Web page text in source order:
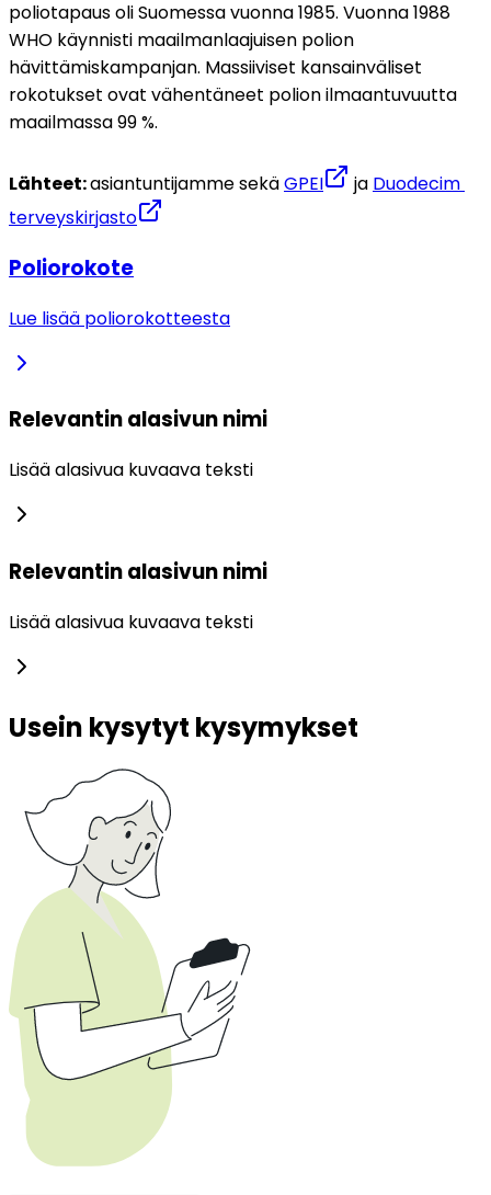
poliotapaus oli Suomessa vuonna 1985. Vuonna 1988
WHO käynnisti maailmanlaajuisen polion
hävittämiskampanjan. Massiiviset kansainväliset
rokotukset ovat vähentäneet polion ilmaantuvuutta
maailmassa 99 %.
Lähteet: asiantuntijamme sekä GPEI ja Duodecim
terveyskirjasto
Poliorokote
Lue lisää poliorokotteesta
Relevantin alasivun nimi
Lisää alasivua kuvaava teksti
Relevantin alasivun nimi
Lisää alasivua kuvaava teksti
Usein kysytyt kysymykset